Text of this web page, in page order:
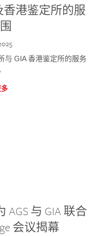
香港鉴定所的服
与 GIA 香港鉴定所的服务
与 GIA 联合
会议揭幕